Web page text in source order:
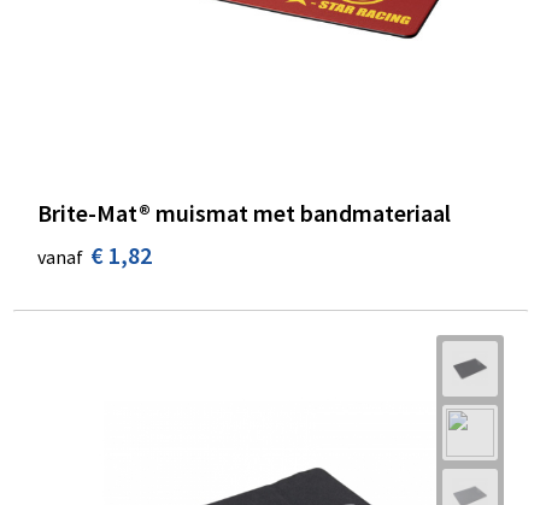
Brite-Mat® muismat met bandmateriaal
vanaf € 1,82